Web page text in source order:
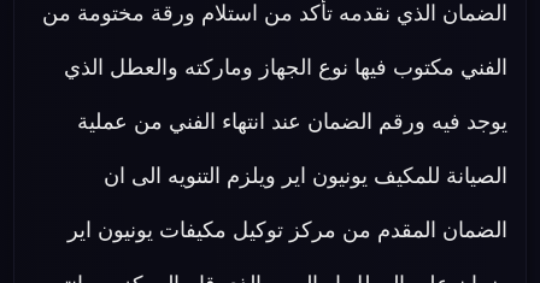
الضمان الذي نقدمه تأكد من استلام ورقة مختومة من
الفني مكتوب فيها نوع الجهاز وماركته والعطل الذي
يوجد فيه ورقم الضمان عند انتهاء الفني من عملية
الصيانة للمكيف يونيون اير ويلزم التنويه الى ان
الضمان المقدم من مركز توكيل مكيفات يونيون اير